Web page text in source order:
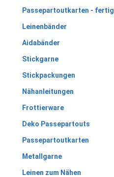
Passepartoutkarten - fertig
Leinenbänder
Aidabänder
Stickgarne
Stickpackungen
Nähanleitungen
Frottierware
Deko Passepartouts
Passepartoutkarten
Metallgarne
Leinen zum Nähen